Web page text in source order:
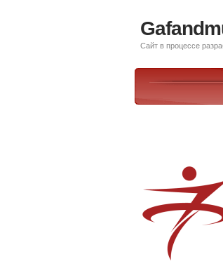
Сайт в процессе